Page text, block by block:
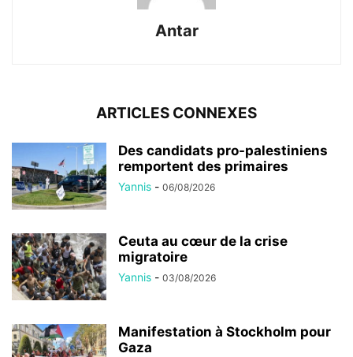
Antar
ARTICLES CONNEXES
Des candidats pro-palestiniens
remportent des primaires
Yannis - 06/08/2026
Ceuta au cœur de la crise
migratoire
Yannis - 03/08/2026
Manifestation à Stockholm pour
Gaza